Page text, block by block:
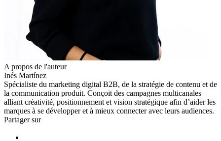
A propos de l'auteur
Inés Martínez
Spécialiste du marketing digital B2B, de la stratégie de contenu et de
la communication produit. Conçoit des campagnes multicanales
alliant créativité, positionnement et vision stratégique afin d’aider les
marques à se développer et à mieux connecter avec leurs audiences.
Partager sur